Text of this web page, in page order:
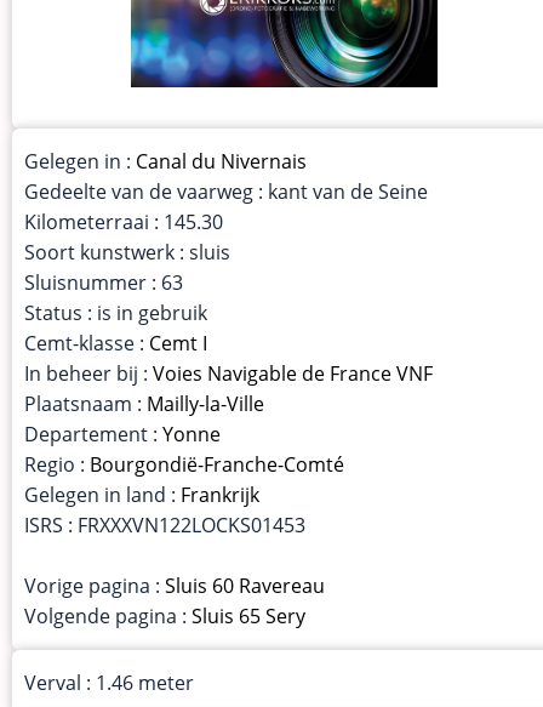
Gelegen in : Canal du Nivernais
Gedeelte van de vaarweg : kant van de Seine
Kilometerraai : 145.30
Soort kunstwerk : sluis
Sluisnummer : 63
Status : is in gebruik
Cemt-klasse : Cemt I
In beheer bij : Voies Navigable de France VNF
Plaatsnaam : Mailly-la-Ville
Departement : Yonne
Regio : Bourgondië-Franche-Comté
Gelegen in land : Frankrijk
ISRS : FRXXXVN122LOCKS01453
Vorige pagina : Sluis 60 Ravereau
Volgende pagina : Sluis 65 Sery
Verval : 1.46 meter